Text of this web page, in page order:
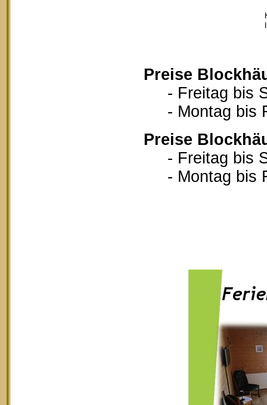
Preise
- Freitag bis
- Montag bis
Preise
- Freitag bis
- Montag bis